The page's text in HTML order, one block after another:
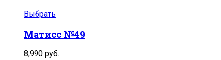
Выбрать
Матисс №49
8,990 руб.